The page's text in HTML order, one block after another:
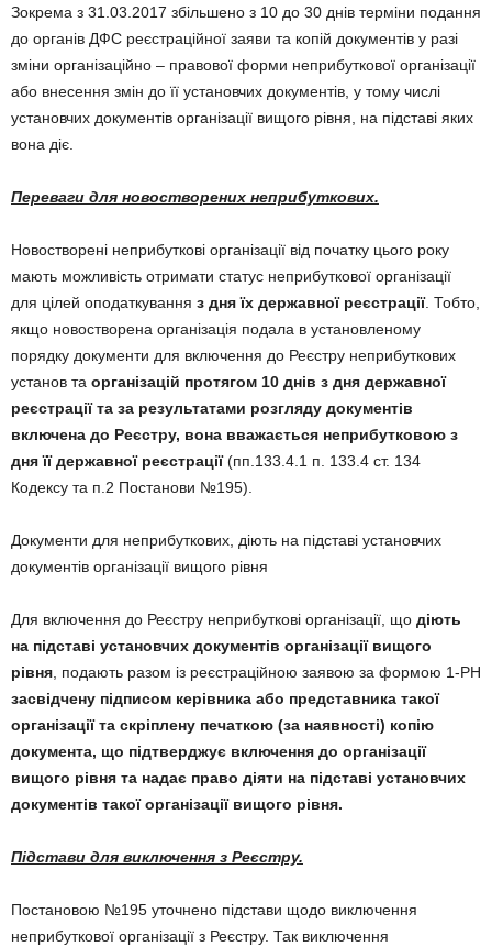
Зокрема з 31.03.2017 збільшено з 10 до 30 днів терміни подання
до органів ДФС реєстраційної заяви та копій документів у разі
зміни організаційно – правової форми неприбуткової організації
або внесення змін до її установчих документів, у тому числі
установчих документів організації вищого рівня, на підставі яких
вона діє.
Переваги для новостворених неприбуткових.
Новостворені неприбуткові організації від початку цього року
мають можливість отримати статус неприбуткової організації
для цілей оподаткування з дня їх державної реєстрації. Тобто,
якщо новостворена організація подала в установленому
порядку документи для включення до Реєстру неприбуткових
установ та організацій протягом 10 днів з дня державної
реєстрації та за результатами розгляду документів
включена до Реєстру, вона вважається неприбутковою з
дня її державної реєстрації(пп.133.4.1 п. 133.4 ст. 134
Кодексу та п.2 Постанови №195).
Документи для неприбуткових, діють на підставі установчих
документів організації вищого рівня
Для включення до Реєстру неприбуткові організації, що діють
на підставі установчих документів організації вищого
рівня , подають разом із реєстраційною заявою за формою 1-РН
засвідчену підписом керівника або представника такої
організації та скріплену печаткою (за наявності) копію
документа, що підтверджує включення до організації
вищого рівня та надає право діяти на підставі установчих
документів такої організації вищого рівня.
Підстави для виключення з Реєстру.
Постановою №195 уточнено підстави щодо виключення
неприбуткової організації з Реєстру. Так виключення